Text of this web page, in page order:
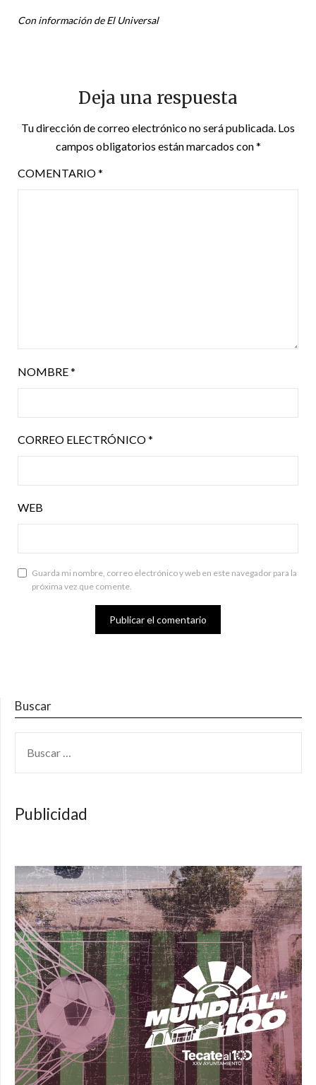
Con información de El Universal
Deja una respuesta
Tu dirección de correo electrónico no será publicada. Los
campos obligatorios están marcados con*
COMENTARIO*
NOMBRE*
CORREO ELECTRÓNICO*
WEB
Guarda mi nombre, correo electrónico y web en este navegador para la
próxima vez que comente.
Buscar
Publicidad